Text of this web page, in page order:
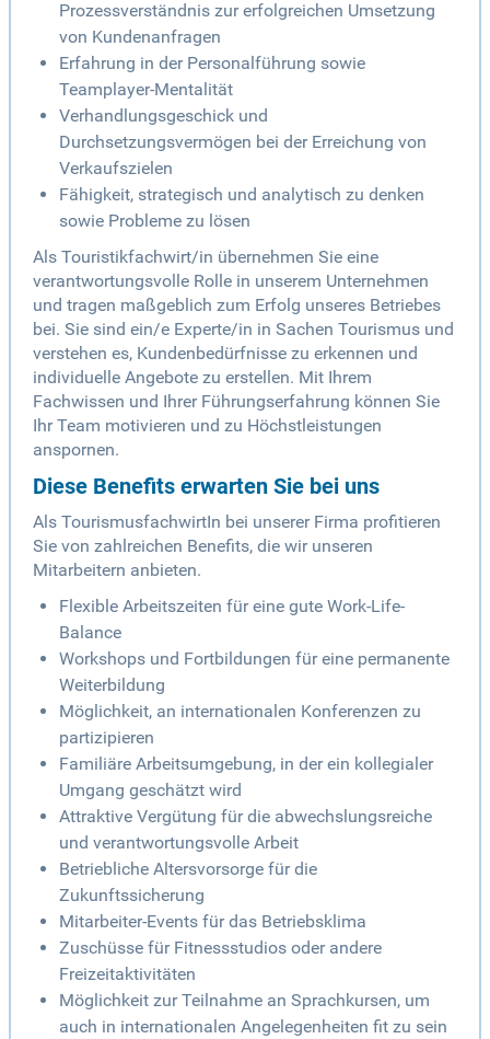
Prozessverständnis zur erfolgreichen Umsetzung
von Kundenanfragen
Erfahrung in der Personalführung sowie
Teamplayer-Mentalität
Verhandlungsgeschick und
Durchsetzungsvermögen bei der Erreichung von
Verkaufszielen
Fähigkeit, strategisch und analytisch zu denken
sowie Probleme zu lösen
Als Touristikfachwirt/in übernehmen Sie eine
verantwortungsvolle Rolle in unserem Unternehmen
und tragen maßgeblich zum Erfolg unseres Betriebes
bei. Sie sind ein/e Experte/in in Sachen Tourismus und
verstehen es, Kundenbedürfnisse zu erkennen und
individuelle Angebote zu erstellen. Mit Ihrem
Fachwissen und Ihrer Führungserfahrung können Sie
Ihr Team motivieren und zu Höchstleistungen
anspornen.
Diese Benefits erwarten Sie bei uns
Als TourismusfachwirtIn bei unserer Firma profitieren
Sie von zahlreichen Benefits, die wir unseren
Mitarbeitern anbieten.
Flexible Arbeitszeiten für eine gute Work-Life-
Balance
Workshops und Fortbildungen für eine permanente
Weiterbildung
Möglichkeit, an internationalen Konferenzen zu
partizipieren
Familiäre Arbeitsumgebung, in der ein kollegialer
Umgang geschätzt wird
Attraktive Vergütung für die abwechslungsreiche
und verantwortungsvolle Arbeit
Betriebliche Altersvorsorge für die
Zukunftssicherung
Mitarbeiter-Events für das Betriebsklima
Zuschüsse für Fitnessstudios oder andere
Freizeitaktivitäten
Möglichkeit zur Teilnahme an Sprachkursen, um
auch in internationalen Angelegenheiten fit zu sein